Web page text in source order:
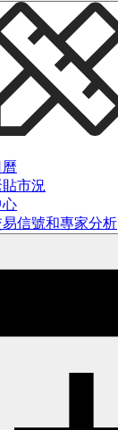
市況
心
信號和專家分析